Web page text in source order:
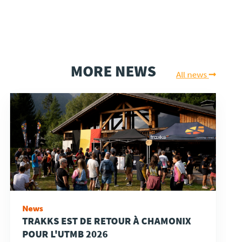
MORE NEWS All news
News
TRAKKS EST DE RETOUR À CHAMONIX
POUR L'UTMB 2026